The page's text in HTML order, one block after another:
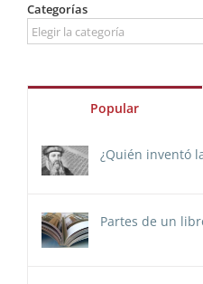
Categorías
Categorías
Popular
¿Quién inventó
Partes de un